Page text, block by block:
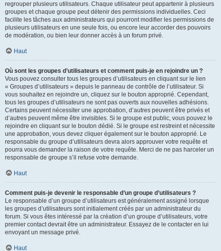
regrouper plusieurs utilisateurs. Chaque utilisateur peut appartenir à plusieurs
groupes et chaque groupe peut détenir des permissions individuelles. Ceci
facilite les tâches aux administrateurs qui pourront modifier les permissions de
plusieurs utilisateurs en une seule fois, ou encore leur accorder des pouvoirs
de modération, ou bien leur donner accès à un forum privé.
Haut
Où sont les groupes d’utilisateurs et comment puis-je en rejoindre un ?
Vous pouvez consulter tous les groupes d’utilisateurs en cliquant sur le lien
« Groupes d’utilisateurs » depuis le panneau de contrôle de l’utilisateur. Si
vous souhaitez en rejoindre un, cliquez sur le bouton approprié. Cependant,
tous les groupes d’utilisateurs ne sont pas ouverts aux nouvelles adhésions.
Certains peuvent nécessiter une approbation, d’autres peuvent être privés et
d’autres peuvent même être invisibles. Si le groupe est public, vous pouvez le
rejoindre en cliquant sur le bouton dédié. Si le groupe est restreint et nécessite
une approbation, vous devez cliquer également sur le bouton approprié. Le
responsable du groupe d’utilisateurs devra alors approuver votre requête et
pourra vous demander la raison de votre requête. Merci de ne pas harceler un
responsable de groupe s’il refuse votre demande.
Haut
Comment puis-je devenir le responsable d’un groupe d’utilisateurs ?
Le responsable d’un groupe d’utilisateurs est généralement assigné lorsque
les groupes d’utilisateurs sont initialement créés par un administrateur du
forum. Si vous êtes intéressé par la création d’un groupe d’utilisateurs, votre
premier contact devrait être un administrateur. Essayez de le contacter en lui
envoyant un message privé.
Haut